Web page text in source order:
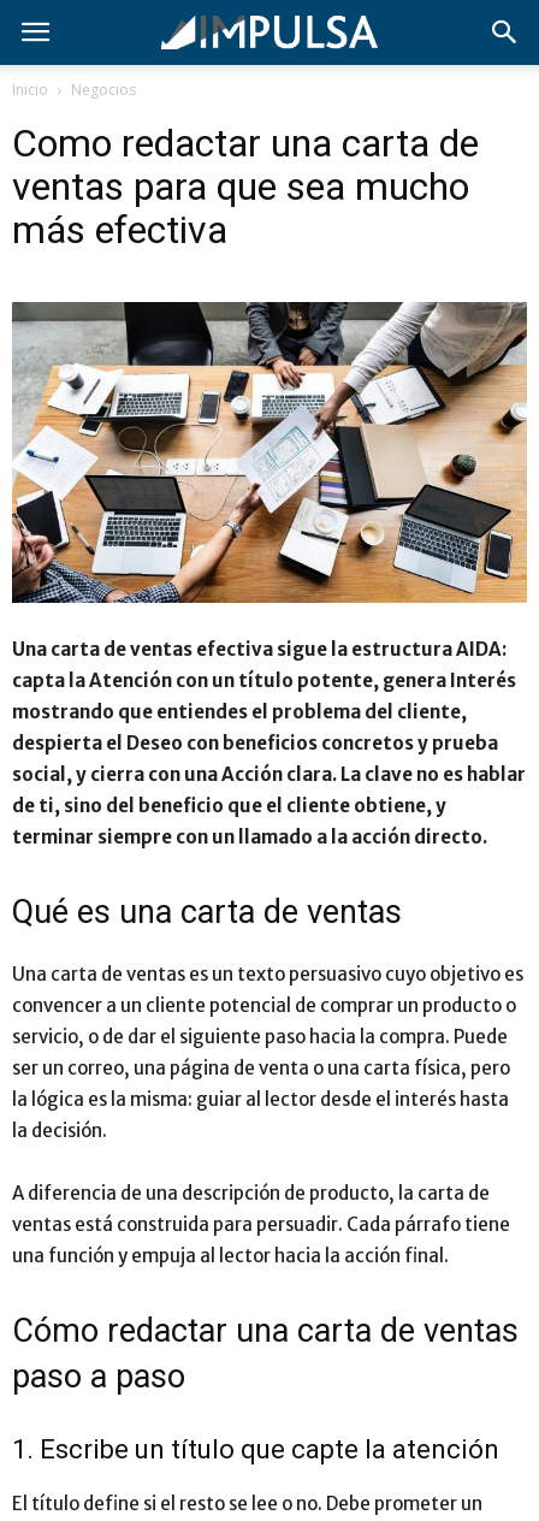
Inicio Negocios
Como redactar una carta de
ventas para que sea mucho
más efectiva
Una carta de ventas efectiva sigue la estructura AIDA:
capta la Atención con un título potente, genera Interés
mostrando que entiendes el problema del cliente,
despierta el Deseo con beneficios concretos y prueba
social, y cierra con una Acción clara. La clave no es hablar
de ti, sino del beneficio que el cliente obtiene, y
terminar siempre con un llamado a la acción directo.
Qué es una carta de ventas
Una carta de ventas es un texto persuasivo cuyo objetivo es
convencer a un cliente potencial de comprar un producto o
servicio, o de dar el siguiente paso hacia la compra. Puede
ser un correo, una página de venta o una carta física, pero
la lógica es la misma: guiar al lector desde el interés hasta
la decisión.
A diferencia de una descripción de producto, la carta de
ventas está construida para persuadir. Cada párrafo tiene
una función y empuja al lector hacia la acción final.
Cómo redactar una carta de ventas
paso a paso
1. Escribe un título que capte la atención
El título define si el resto se lee o no. Debe prometer un